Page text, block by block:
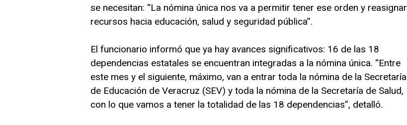
se necesitan: “La nómina única nos va a permitir tener ese orden y reasignar
recursos hacia educación, salud y seguridad pública”.
El funcionario informó que ya hay avances significativos: 16 de las 18
dependencias estatales se encuentran integradas a la nómina única. “Entre
este mes y el siguiente, máximo, van a entrar toda la nómina de la Secretaría
de Educación de Veracruz (SEV) y toda la nómina de la Secretaría de Salud,
con lo que vamos a tener la totalidad de las 18 dependencias”, detalló.